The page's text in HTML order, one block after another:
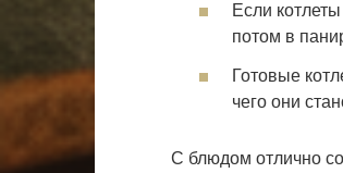
Если
потом в
Готовые
чего они
С блюдом отлично